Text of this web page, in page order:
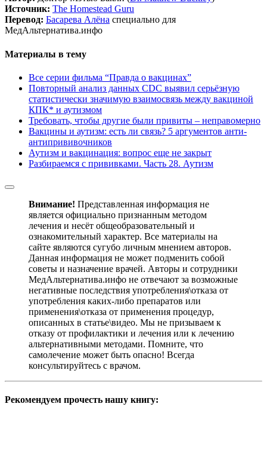
Источник: The Homestead Guru
Перевод: Басарева Алёна специально для
МедАльтернатива.инфо
Материалы в тему
Все серии фильма “Правда о вакцинах”
Повторный анализ данных CDC выявил серьёзную
статистически значимую взаимосвязь между вакциной
КПК* и аутизмом
Требовать, чтобы другие были привиты – неправомерно
Вакцины и аутизм: есть ли связь? 5 аргументов анти-
антипрививочников
Аутизм и вакцинация: вопрос еще не закрыт
Разбираемся с прививками. Часть 28. Аутизм
Внимание! Представленная информация не
является официально признанным методом
лечения и несёт общеобразовательный и
ознакомительный характер. Все материалы на
сайте являются сугубо личным мнением авторов.
Данная информация не может подменить собой
советы и назначение врачей. Авторы и сотрудники
МедАльтернатива.инфо не отвечают за возможные
негативные последствия употребления\отказа от
употребления каких-либо препаратов или
применения\отказа от применения процедур,
описанных в статье\видео. Мы не призываем к
отказу от профилактики и лечения или к лечению
альтернативными методами. Помните, что
самолечение может быть опасно! Всегда
консультируйтесь с врачом.
Рекомендуем прочесть нашу книгу: